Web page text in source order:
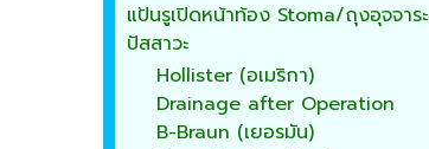
แป้นรูเปิดหน้าท้อง Stoma/ถุงอุจจาระ
ปัสสาวะ
Hollister (อเมริกา)
Drainage after Operation
B-Braun (เยอรมัน)